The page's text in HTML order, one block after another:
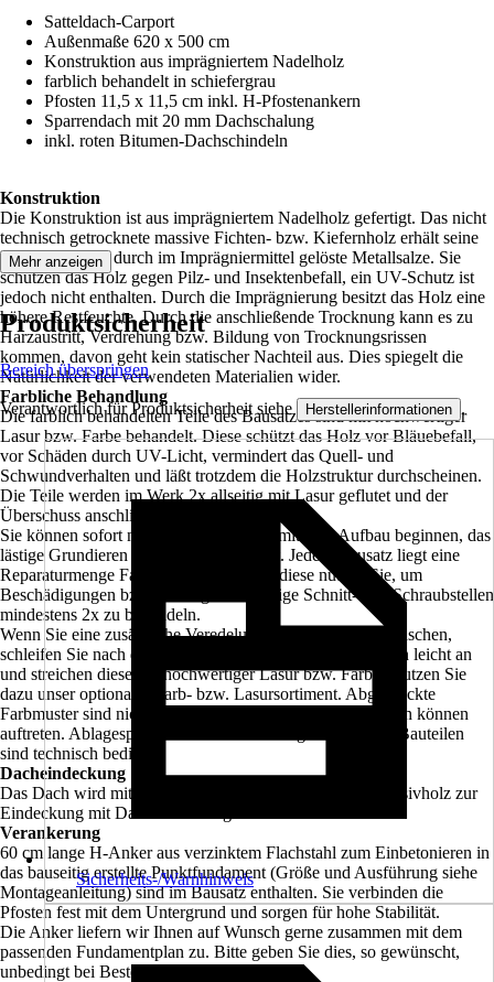
Satteldach-Carport
Außenmaße 620 x 500 cm
Konstruktion aus imprägniertem Nadelholz
farblich behandelt in schiefergrau
Pfosten 11,5 x 11,5 cm inkl. H-Pfostenankern
Sparrendach mit 20 mm Dachschalung
inkl. roten Bitumen-Dachschindeln
Konstruktion
Die Konstruktion ist aus imprägniertem Nadelholz gefertigt. Das nicht
technisch getrocknete massive Fichten- bzw. Kiefernholz erhält seine
grünliche Farbe durch im Imprägniermittel gelöste Metallsalze. Sie
schützen das Holz gegen Pilz- und Insektenbefall, ein UV-Schutz ist
jedoch nicht enthalten. Durch die Imprägnierung besitzt das Holz eine
höhere Restfeuchte. Durch die anschließende Trocknung kann es zu
Harzaustritt, Verdrehung bzw. Bildung von Trocknungsrissen
kommen, davon geht kein statischer Nachteil aus. Dies spiegelt die
Natürlichkeit der verwendeten Materialien wider.
Farbliche Behandlung
Die farblich behandelten Teile des Bausatzes sind mit hochwertiger
Lasur bzw. Farbe behandelt. Diese schützt das Holz vor Bläuebefall,
vor Schäden durch UV-Licht, vermindert das Quell- und
Schwundverhalten und läßt trotzdem die Holzstruktur durchscheinen.
Die Teile werden im Werk 2x allseitig mit Lasur geflutet und der
Überschuss anschließend abgebürstet.
Sie können sofort nach der Anlieferung mit dem Aufbau beginnen, das
lästige Grundieren und Streichen entfällt. Jedem Bausatz liegt eine
Reparaturmenge Farbe, bzw. Lasur bei, diese nutzen Sie, um
Beschädigungen bzw. montagenotwendige Schnitt- und Schraubstellen
mindestens 2x zu behandeln.
Wenn Sie eine zusätzliche Veredelung der Oberfläche wünschen,
schleifen Sie nach der Montage die sichtbaren Oberflächen leicht an
und streichen diese mit hochwertiger Lasur bzw. Farbe. Nutzen Sie
dazu unser optionales Farb- bzw. Lasursortiment. Abgedruckte
Farbmuster sind nicht verbindlich, farbliche Abweichungen können
auftreten. Ablagespuren bei farblich allseitig behandelten Bauteilen
sind technisch bedingt.
Dacheindeckung
Das Dach wird mit 20 mm starker Dachschalung aus Massivholz zur
Eindeckung mit Dachschindeln geliefert.
Verankerung
60 cm lange H-Anker aus verzinktem Flachstahl zum Einbetonieren in
das bauseitig erstellte Punktfundament (Größe und Ausführung siehe
Montageanleitung) sind im Bausatz enthalten. Sie verbinden die
Pfosten fest mit dem Untergrund und sorgen für hohe Stabilität.
Die Anker liefern wir Ihnen auf Wunsch gerne zusammen mit dem
passenden Fundamentplan zu. Bitte geben Sie dies, so gewünscht,
unbedingt bei Bestellung mit an.
Mehr anzeigen
Produktsicherheit
Bereich überspringen
Verantwortlich für Produktsicherheit siehe Herstellerinformationen .
Sicherheits-/Warnhinweis